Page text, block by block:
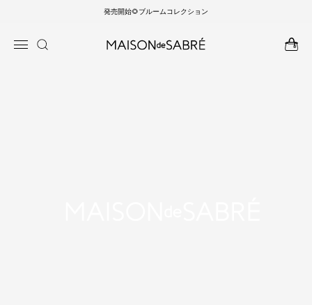
発売開始🌻ブルームコレクション
報にス